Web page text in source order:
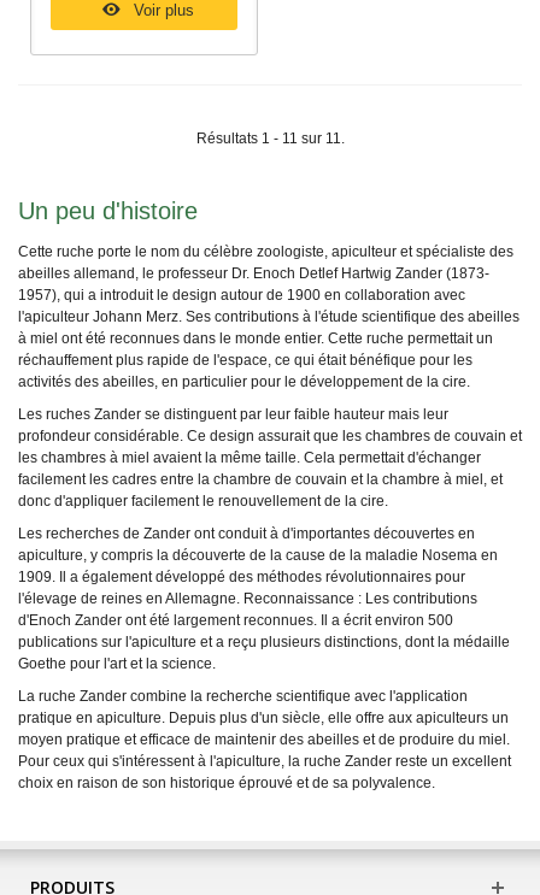
Voir plus
Résultats 1 - 11 sur 11.
Un peu d'histoire
Cette ruche porte le nom du célèbre zoologiste, apiculteur et spécialiste des
abeilles allemand, le professeur Dr. Enoch Detlef Hartwig Zander (1873-
1957), qui a introduit le design autour de 1900 en collaboration avec
l'apiculteur Johann Merz. Ses contributions à l'étude scientifique des abeilles
à miel ont été reconnues dans le monde entier. Cette ruche permettait un
réchauffement plus rapide de l'espace, ce qui était bénéfique pour les
activités des abeilles, en particulier pour le développement de la cire.
Les ruches Zander se distinguent par leur faible hauteur mais leur
profondeur considérable. Ce design assurait que les chambres de couvain et
les chambres à miel avaient la même taille. Cela permettait d'échanger
facilement les cadres entre la chambre de couvain et la chambre à miel, et
donc d'appliquer facilement le renouvellement de la cire.
Les recherches de Zander ont conduit à d'importantes découvertes en
apiculture, y compris la découverte de la cause de la maladie Nosema en
1909. Il a également développé des méthodes révolutionnaires pour
l'élevage de reines en Allemagne. Reconnaissance : Les contributions
d'Enoch Zander ont été largement reconnues. Il a écrit environ 500
publications sur l'apiculture et a reçu plusieurs distinctions, dont la médaille
Goethe pour l'art et la science.
La ruche Zander combine la recherche scientifique avec l'application
pratique en apiculture. Depuis plus d'un siècle, elle offre aux apiculteurs un
moyen pratique et efficace de maintenir des abeilles et de produire du miel.
Pour ceux qui s'intéressent à l'apiculture, la ruche Zander reste un excellent
choix en raison de son historique éprouvé et de sa polyvalence.
PRODUITS